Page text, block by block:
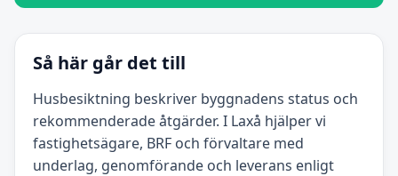
Så här går det till
Husbesiktning beskriver byggnadens status och
rekommenderade åtgärder. I Laxå hjälper vi
fastighetsägare, BRF och förvaltare med
underlag, genomförande och leverans enligt